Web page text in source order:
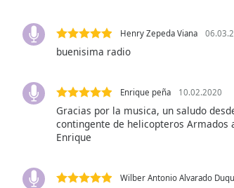
dialog
window.
cancel
Henry Zepeda Viana
buenisima radio
Enrique peña 10.02.2020
Gracias por la musica, un saludo
contingente de helicopteros
Enrique
Wilber Antonio Alvarado